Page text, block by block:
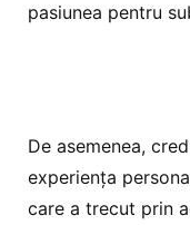
pasiunea pentru
De asemenea,
experiența
care a trecut prin